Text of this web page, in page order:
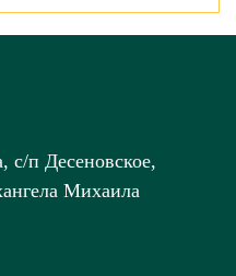
с/п Десеновское,
Михаила